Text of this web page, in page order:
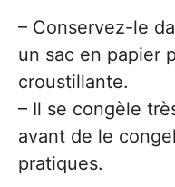
– Conservez-le
un sac en papier
croustillante.
– Il se congèle
avant de le
pratiques.